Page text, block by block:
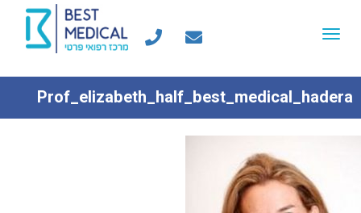
Toggle
Prof_elizabeth_half_best_medical_hadera